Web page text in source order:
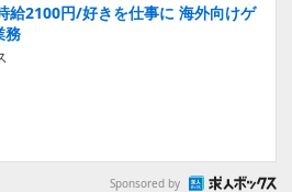
給2100円/好きを仕事に 海外向けゲ
務
Sponsored by